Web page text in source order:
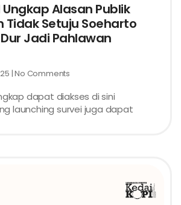
Ungkap Alasan Publik
Tidak Setuju Soeharto
Jadi Pahlawan
No Comments
dapat diakses di sini
launching survei juga dapat